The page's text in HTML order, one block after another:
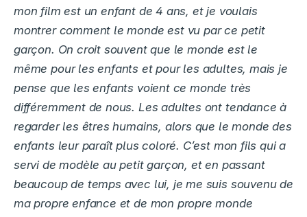
mon film est un enfant de 4 ans, et je voulais
montrer comment le monde est vu par ce petit
garçon. On croit souvent que le monde est le
même pour les enfants et pour les adultes, mais je
pense que les enfants voient ce monde très
différemment de nous. Les adultes ont tendance à
regarder les êtres humains, alors que le monde des
enfants leur paraît plus coloré. C’est mon fils qui a
servi de modèle au petit garçon, et en passant
beaucoup de temps avec lui, je me suis souvenu de
ma propre enfance et de mon propre monde